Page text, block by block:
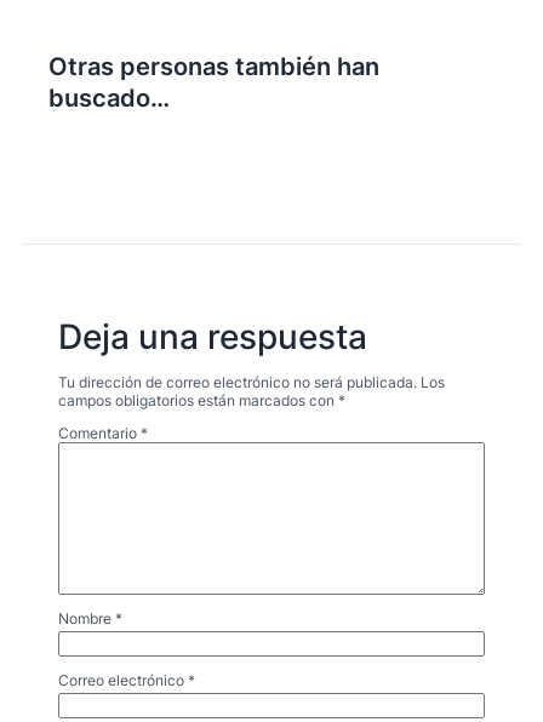
Otras personas también han
buscado…
Deja una respuesta
Tu dirección de correo electrónico no será publicada. Los
campos obligatorios están marcados con *
Comentario *
Nombre *
Correo electrónico *